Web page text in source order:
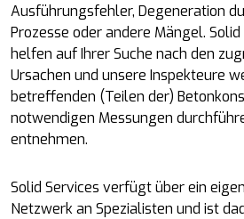
Ausführungsfehler, Degeneration
Prozesse oder andere Mängel.
helfen auf Ihrer Suche nach den
Ursachen und unsere Inspekteure
betreffenden (Teilen der)
notwendigen Messungen
entnehmen.
Solid Services verfügt über ein
Netzwerk an Spezialisten und ist